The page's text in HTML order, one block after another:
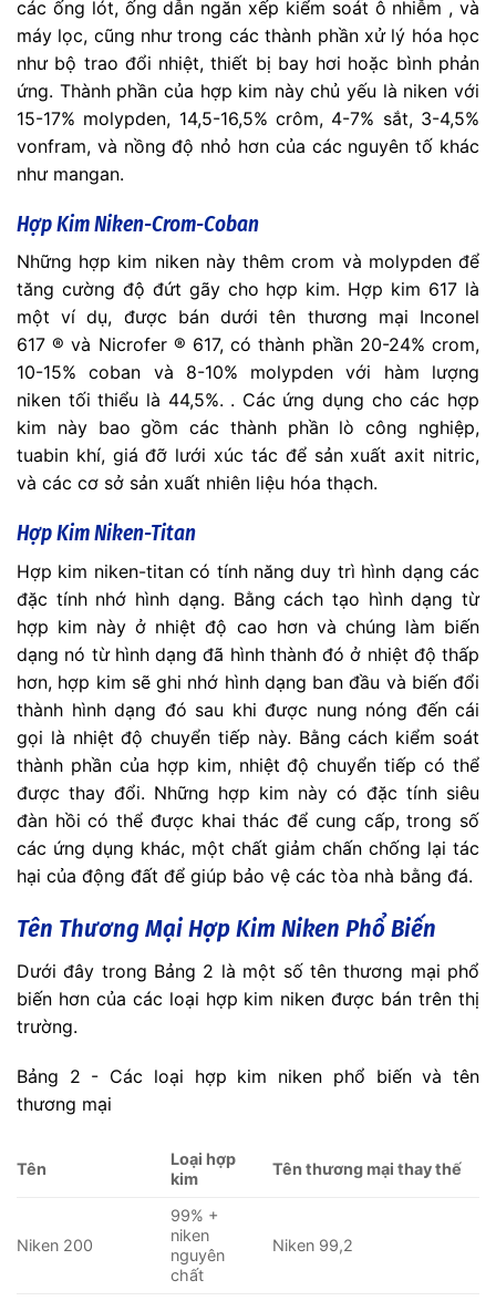
các ống lót, ống dẫn ngăn xếp kiểm soát ô nhiễm , và
máy lọc, cũng như trong các thành phần xử lý hóa học
như bộ trao đổi nhiệt, thiết bị bay hơi hoặc bình phản
ứng. Thành phần của hợp kim này chủ yếu là niken với
15-17% molypden, 14,5-16,5% crôm, 4-7% sắt, 3-4,5%
vonfram, và nồng độ nhỏ hơn của các nguyên tố khác
như mangan.
Hợp Kim Niken-Crom-Coban
Những hợp kim niken này thêm crom và molypden để
tăng cường độ đứt gãy cho hợp kim. Hợp kim 617 là
một ví dụ, được bán dưới tên thương mại Inconel
617 ® và Nicrofer ® 617, có thành phần 20-24% crom,
10-15% coban và 8-10% molypden với hàm lượng
niken tối thiểu là 44,5%. . Các ứng dụng cho các hợp
kim này bao gồm các thành phần lò công nghiệp,
tuabin khí, giá đỡ lưới xúc tác để sản xuất axit nitric,
và các cơ sở sản xuất nhiên liệu hóa thạch.
Hợp Kim Niken-Titan
Hợp kim niken-titan có tính năng duy trì hình dạng các
đặc tính nhớ hình dạng. Bằng cách tạo hình dạng từ
hợp kim này ở nhiệt độ cao hơn và chúng làm biến
dạng nó từ hình dạng đã hình thành đó ở nhiệt độ thấp
hơn, hợp kim sẽ ghi nhớ hình dạng ban đầu và biến đổi
thành hình dạng đó sau khi được nung nóng đến cái
gọi là nhiệt độ chuyển tiếp này. Bằng cách kiểm soát
thành phần của hợp kim, nhiệt độ chuyển tiếp có thể
được thay đổi. Những hợp kim này có đặc tính siêu
đàn hồi có thể được khai thác để cung cấp, trong số
các ứng dụng khác, một chất giảm chấn chống lại tác
hại của động đất để giúp bảo vệ các tòa nhà bằng đá.
Tên Thương Mại Hợp Kim Niken Phổ Biến
Dưới đây trong Bảng 2 là một số tên thương mại phổ
biến hơn của các loại hợp kim niken được bán trên thị
trường.
Bảng 2 - Các loại hợp kim niken phổ biến và tên
thương mại
Tên
Loại hợp
kim
Tên thương mại thay thế
Niken 200
99% +
niken
nguyên
chất
Niken 99,2